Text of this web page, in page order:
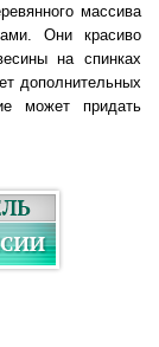
массива
Они красиво
на спинках
дополнительных
может придать